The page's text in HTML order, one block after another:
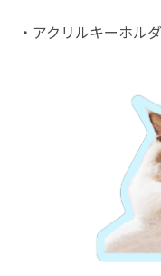
・アクリルキーホル